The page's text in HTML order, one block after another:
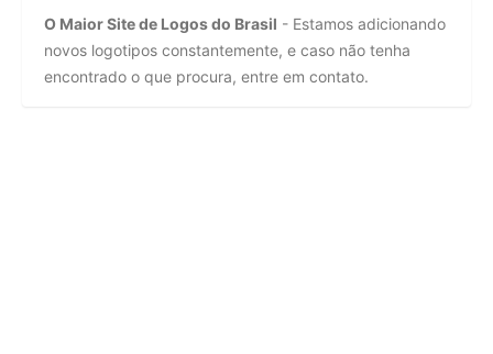
O Maior Site de Logos do Brasil - Estamos adicionando
novos logotipos constantemente, e caso não tenha
encontrado o que procura, entre em contato.